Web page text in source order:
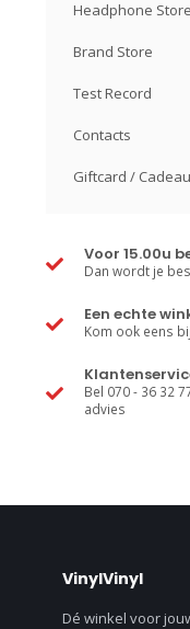
Headphone Store
Brand Store
Test Record
Contacts
Giftcard /
Voor 15.00u
Dan wordt je
Een echte
Kom ook eens
Bel 070 - 36 32
advies
VinylVinyl
Dé winkel voor